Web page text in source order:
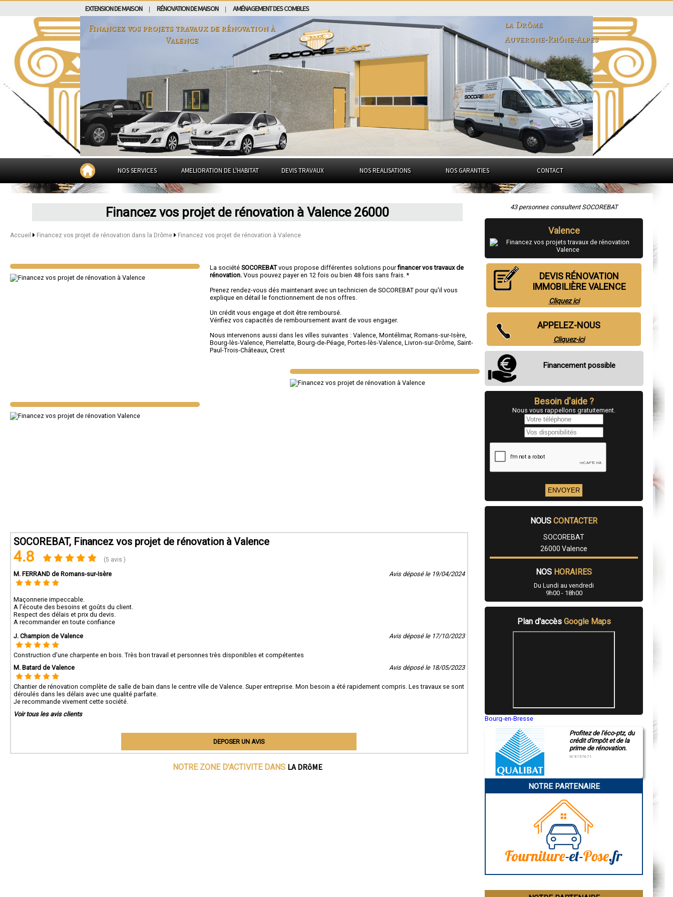
EXTENSION DE MAISON RÉNOVATION DE MAISON AMÉNAGEMENT DES COMBLES
Financez vos projets travaux de rénovation à
Valence
la Drôme
Auvergne-Rhône-Alpes
NOS SERVICES AMELIORATION DE L'HABITAT DEVIS TRAVAUX NOS REALISATIONS NOS GARANTIES CONTACT
Financez vos projet de rénovation à Valence 26000
Accueil Financez vos projet de rénovation dans la Drôme Financez vos projet de rénovation à Valence
La sociétéSOCOREBATvous propose différentes solutions pourfinancer vos travaux de
rénovation. Vous pouvez payer en 12 fois ou bien 48 fois sans frais. *
Prenez rendez-vous dés maintenant avec un technicien de SOCOREBAT pour qu'il vous
explique en détail le fonctionnement de nos offres.
Un crédit vous engage et doit être remboursé.
Vérifiez vos capacités de remboursement avant de vous engager.
Nous intervenons aussi dans les villes suivantes :Valence,Montélimar,Romans-sur-Isère,
Bourg-lès-Valence,Pierrelatte,Bourg-de-Péage,Portes-lès-Valence,Livron-sur-Drôme,Saint-
Paul-Trois-Châteaux,Crest
SOCOREBAT, Financez vos projet de rénovation à Valence
4.8 (5 avis )
M. FERRAND de Romans-sur-Isère Avis déposé le 19/04/2024
Maçonnerie impeccable.
A l'écoute des besoins et goûts du client.
Respect des délais et prix du devis.
A recommander en toute confiance
J. Champion de Valence
Avis déposé le 17/10/2023
Construction d'une charpente en bois. Très bon travail et personnes très disponibles et compétentes
M. Batard de Valence
Avis déposé le 18/05/2023
Chantier de rénovation complète de salle de bain dans le centre ville de Valence. Super entreprise. Mon besoin a été rapidement compris. Les travaux se sont
déroulés dans les délais avec une qualité parfaite.
Je recommande vivement cette société.
Voir tous les avis clients
DEPOSER UN AVIS
NOTRE ZONE D'ACTIVITE DANS LA DRôME
43 personnes consultent SOCOREBAT
Valence
DEVIS RÉNOVATION
IMMOBILIÈRE VALENCE
Cliquez ici
APPELEZ-NOUS
Cliquez-ici
Financement possible
Besoin d'aide ?
Nous vous rappellons gratuitement.
NOUS CONTACTER
SOCOREBAT
26000 Valence
NOS HORAIRES
Du Lundi au vendredi
9h00 - 18h00
Plan d'accès Google Maps
Bourg-en-Bresse
Montluçon
Manosque
Gap
Charleville-Mézières
Pamiers
Narbonne
Brive-la-Gaillarde
Guéret
Besançon
Profitez de l'éco-ptz, du
crédit d'impôt et de la
prime de rénovation.
N°E157671
NOTRE PARTENAIRE